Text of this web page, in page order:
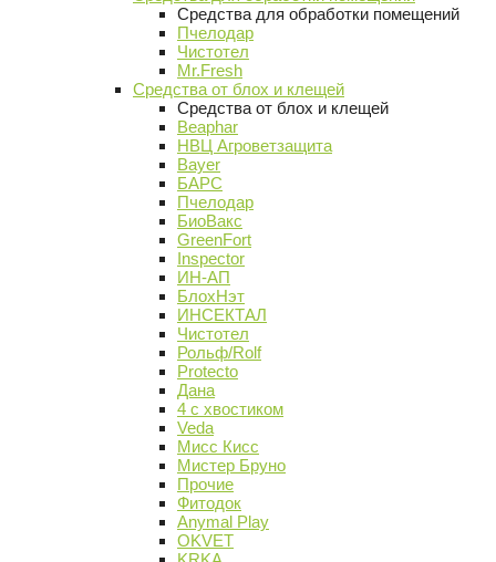
Средства для обработки помещений
Пчелодар
Чистотел
Mr.Fresh
Средства от блох и клещей
Средства от блох и клещей
Beaphar
НВЦ Агроветзащита
Bayer
БАРС
Пчелодар
БиоВакс
GreenFort
Inspector
ИН-АП
БлохНэт
ИНСЕКТАЛ
Чистотел
Рольф/Rolf
Protecto
Дана
4 с хвостиком
Veda
Мисс Кисс
Мистер Бруно
Прочие
Фитодок
Anymal Play
OKVET